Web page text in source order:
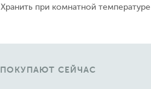
Хранить при комнатной температуре
ПОКУПАЮТ СЕЙЧАС